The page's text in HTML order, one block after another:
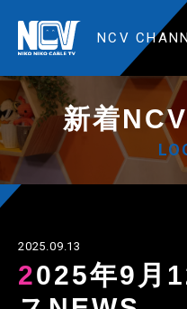
NCV
新着
2025.09.13
2025年9月12日Nトピ+プラ